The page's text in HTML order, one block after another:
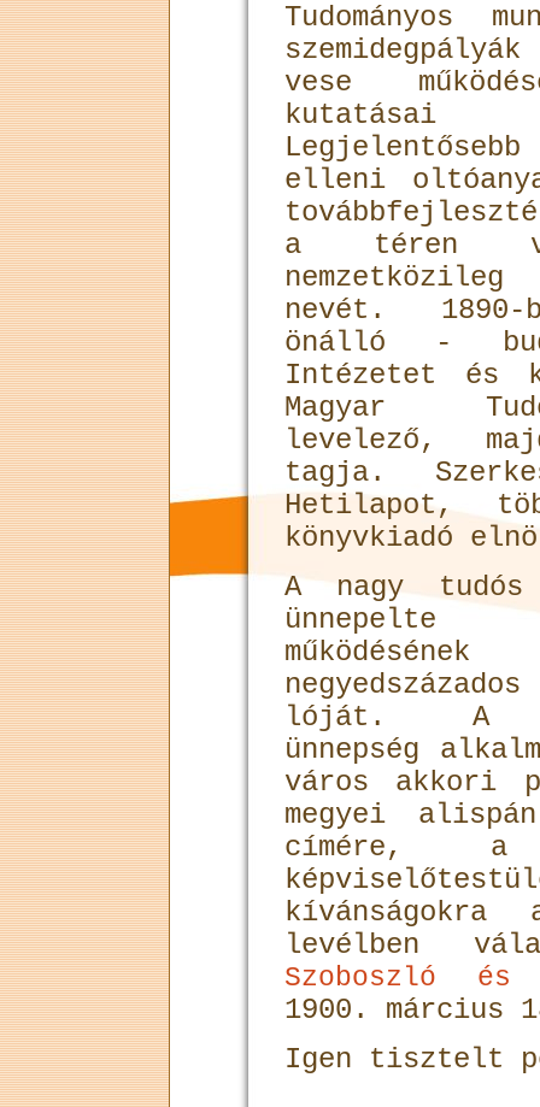
Tudományos
vese
elleni
a téren
nevét.
önálló -
Intézetet és
Magyar
levelező,
tagja.
Hetilapot,
könyvkiadó
A nagy tudós
működésének
lóját. A
ünnepség
város akkori
megyei
címére,
kívánságokra
levélben
Szoboszló és
1900. március
Igen tisztelt